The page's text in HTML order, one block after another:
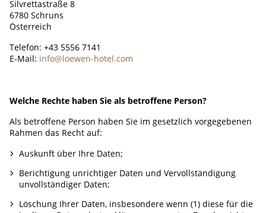
Silvrettastraße 8
6780 Schruns
Österreich
Telefon: +43 5556 7141
E-Mail: info@loewen-hotel.com
Welche Rechte haben Sie als betroffene Person?
Als betroffene Person haben Sie im gesetzlich vorgegebenen
Rahmen das Recht auf:
Auskunft über Ihre Daten;
Berichtigung unrichtiger Daten und Vervollständigung
unvollständiger Daten;
Löschung Ihrer Daten, insbesondere wenn (1) diese für die